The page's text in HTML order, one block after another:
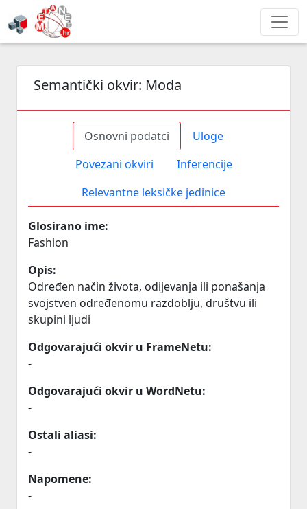
Semantički okvir: Moda
Osnovni podatci
Uloge
Povezani okviri
Inferencije
Relevantne leksičke jedinice
Glosirano ime:
Fashion
Opis:
Određen način života, odijevanja ili ponašanja
svojstven određenomu razdoblju, društvu ili
skupini ljudi
Odgovarajući okvir u FrameNetu:
-
Odgovarajući okvir u WordNetu:
-
Ostali aliasi:
-
Napomene:
-